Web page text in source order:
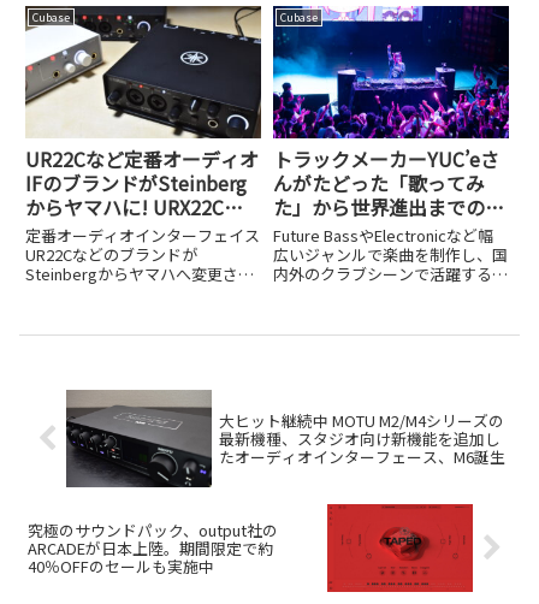
ースに収まるサイズ感を紹介しま
す。
仕組みを紹介します。
Cubase
UR22Cなど定番オーディオ
IFのブランドがSteinberg
からヤマハに! URX22Cや
UR22MK3など品番も変更
定番オーディオインターフェイス
UR22Cなどのブランドが
Steinbergからヤマハへ変更され
ます。
Cubase
トラックメーカーYUC’eさ
んがたどった「歌ってみ
た」から世界進出までの道
のり
Future BassやElectronicなど幅
広いジャンルで楽曲を制作し、国
内外のクラブシーンで活躍するア
ュージカル経験から始まり、ニコ
大ヒット継続中 MOTU M2/M4シリーズの
最新機種、スタジオ向け新機能を追加し
たオーディオインターフェース、M6誕生
究極のサウンドパック、output社の
ARCADEが日本上陸。期間限定で約
40％OFFのセールも実施中